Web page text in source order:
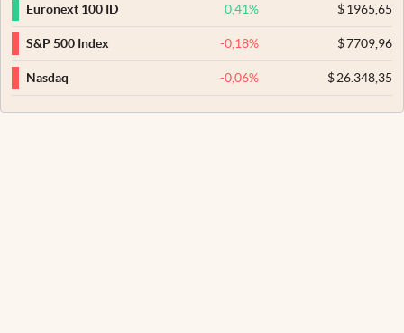
Euronext 100 ID 0,41% $1965,65
S&P 500 Index -0,18% $7709,96
Nasdaq -0,06% $26.348,35